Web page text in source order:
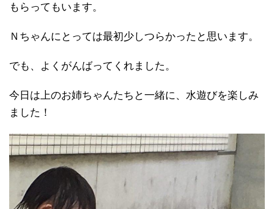
もらってもいます。
Ｎちゃんにとっては最初少しつらかったと思います。
でも、よくがんばってくれました。
今日は上のお姉ちゃんたちと一緒に、水遊びを楽しみ
ました！